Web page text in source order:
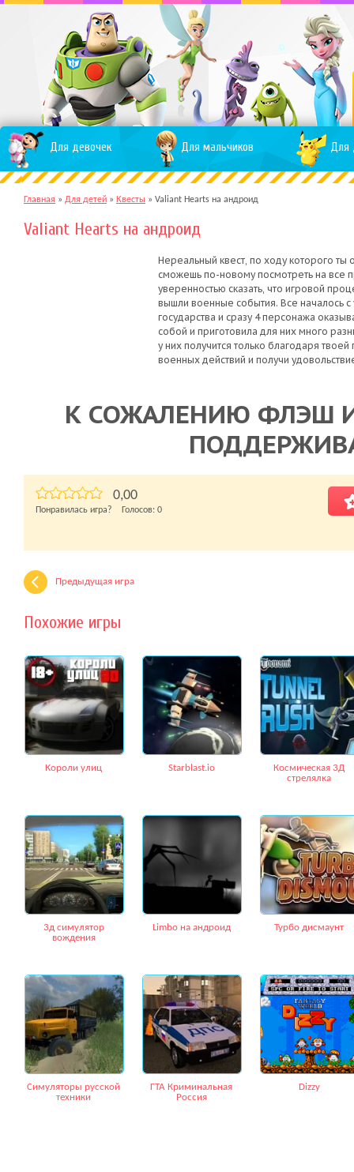
Для девочек Для мальчиков Для
Главная » Для детей » Квесты » Valiant Hearts на андроид
Valiant Hearts на андроид
Нереальный квест, по ходу которого
сможешь по-новому посмотреть на все
уверенностью сказать, что игровой
вышли военные события. Все началось
государства и сразу 4 персонажа
собой и приготовила для них много
у них получится только благодаря
военных действий и получи
К СОЖАЛЕНИЮ ФЛЭШ
0,00
Понравилась игра? Голосов: 0
Предыдущая игра
Похожие игры
Короли улиц Starblast.io
Космическая 3Д
стрелялка
3д симулятор
вождения
Limbo на андроид Турбо дисмаунт
Симуляторы русской
техники
ГТА Криминальная
Россия
Dizzy